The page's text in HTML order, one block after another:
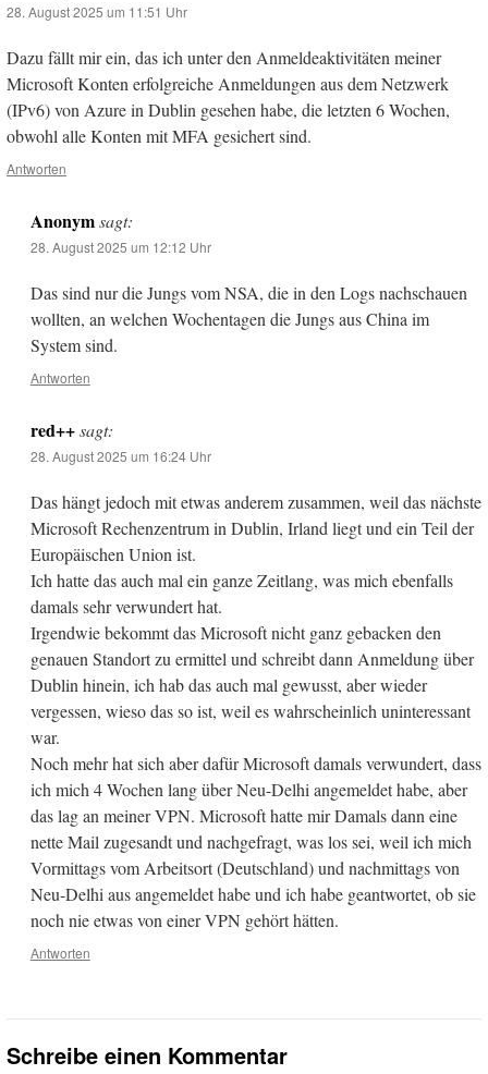
28. August 2025 um 11:51 Uhr
Dazu fällt mir ein, das ich unter den Anmeldeaktivitäten meiner
Microsoft Konten erfolgreiche Anmeldungen aus dem Netzwerk
(IPv6) von Azure in Dublin gesehen habe, die letzten 6 Wochen,
obwohl alle Konten mit MFA gesichert sind.
Antworten
Anonym sagt:
28. August 2025 um 12:12 Uhr
Das sind nur die Jungs vom NSA, die in den Logs nachschauen
wollten, an welchen Wochentagen die Jungs aus China im
System sind.
Antworten
red++ sagt:
28. August 2025 um 16:24 Uhr
Das hängt jedoch mit etwas anderem zusammen, weil das nächste
Microsoft Rechenzentrum in Dublin, Irland liegt und ein Teil der
Europäischen Union ist.
Ich hatte das auch mal ein ganze Zeitlang, was mich ebenfalls
damals sehr verwundert hat.
Irgendwie bekommt das Microsoft nicht ganz gebacken den
genauen Standort zu ermittel und schreibt dann Anmeldung über
Dublin hinein, ich hab das auch mal gewusst, aber wieder
vergessen, wieso das so ist, weil es wahrscheinlich uninteressant
war.
Noch mehr hat sich aber dafür Microsoft damals verwundert, dass
ich mich 4 Wochen lang über Neu-Delhi angemeldet habe, aber
das lag an meiner VPN. Microsoft hatte mir Damals dann eine
nette Mail zugesandt und nachgefragt, was los sei, weil ich mich
Vormittags vom Arbeitsort (Deutschland) und nachmittags von
Neu-Delhi aus angemeldet habe und ich habe geantwortet, ob sie
noch nie etwas von einer VPN gehört hätten.
Antworten
Schreibe einen Kommentar